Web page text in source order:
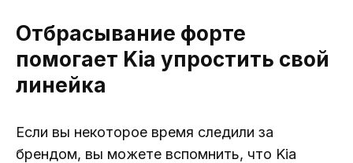
Отбрасывание форте
помогает Kia упростить свой
линейка
Если вы некоторое время следили за
брендом, вы можете вспомнить, что Kia